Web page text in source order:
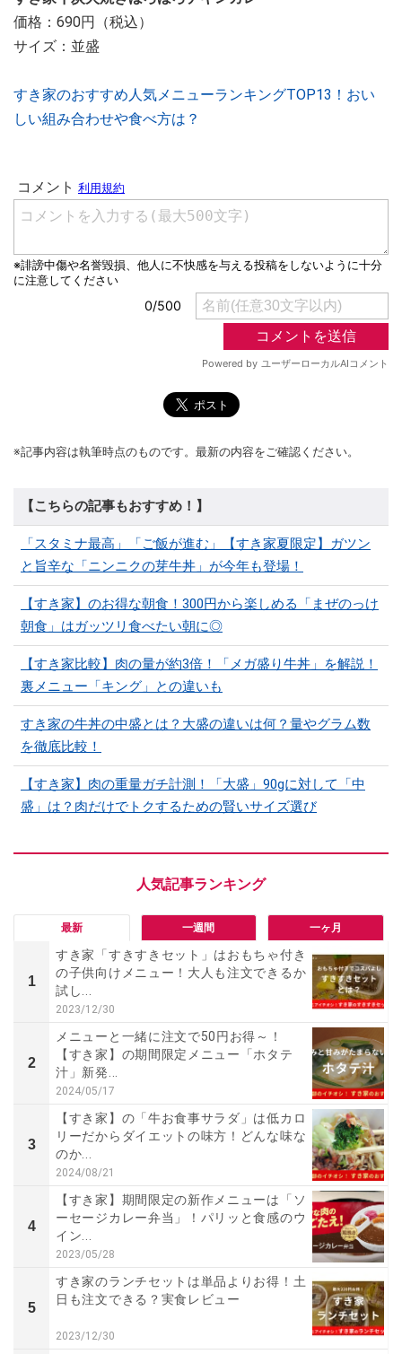
価格：690円（税込）
サイズ：並盛
すき家のおすすめ人気メニューランキングTOP13！おい
しい組み合わせや食べ方は？
※記事内容は執筆時点のものです。最新の内容をご確認ください。
【こちらの記事もおすすめ！】
「スタミナ最高」「ご飯が進む」【すき家夏限定】ガツン
と旨辛な「ニンニクの芽牛丼」が今年も登場！
【すき家】のお得な朝食！300円から楽しめる「まぜのっけ
朝食」はガッツリ食べたい朝に◎
【すき家比較】肉の量が約3倍！「メガ盛り牛丼」を解説！
裏メニュー「キング」との違いも
すき家の牛丼の中盛とは？大盛の違いは何？量やグラム数
を徹底比較！
【すき家】肉の重量ガチ計測！「大盛」90gに対して「中
盛」は？肉だけでトクするための賢いサイズ選び
最新 一週間 一ヶ月
1
すき家「すきすきセット」はおもちゃ付き
の子供向けメニュー！大人も注文できるか
試し...
2023/12/30
2
メニューと一緒に注文で50円お得～！
【すき家】の期間限定メニュー「ホタテ
汁」新発...
2024/05/17
3
【すき家】の「牛お食事サラダ」は低カロ
リーだからダイエットの味方！どんな味な
のか...
2024/08/21
4
【すき家】期間限定の新作メニューは「ソ
ーセージカレー弁当」！パリッと食感のウ
イン...
2023/05/28
5
すき家のランチセットは単品よりお得！土
日も注文できる？実食レビュー
2023/12/30